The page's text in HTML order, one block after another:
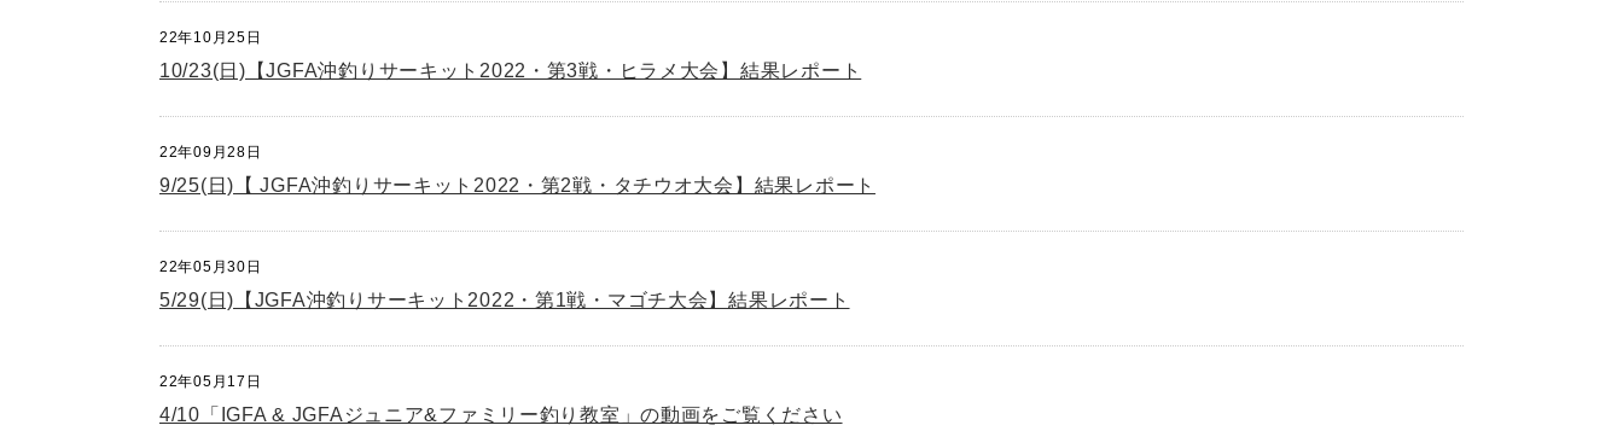
22年10月25日
10/23(日)【JGFA沖釣りサーキット2022・第3戦・ヒラメ大会】結果レポート
22年09月28日
9/25(日)【 JGFA沖釣りサーキット2022・第2戦・タチウオ大会】結果レポート
22年05月30日
5/29(日)【JGFA沖釣りサーキット2022・第1戦・マゴチ大会】結果レポート
22年05月17日
4/10「IGFA & JGFAジュニア&ファミリー釣り教室」の動画をご覧ください